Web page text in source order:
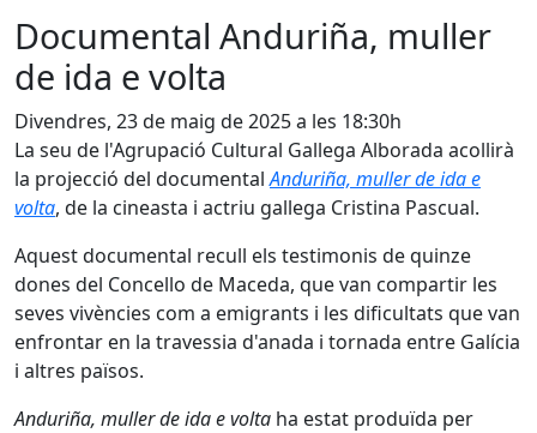
Documental Anduriña, muller
de ida e volta
Divendres, 23 de maig de 2025 a les 18:30h
La seu de l'Agrupació Cultural Gallega Alborada acollirà
la projecció del documentalAnduriña, muller de ida e
volta, de la cineasta i actriu gallega Cristina Pascual.
Aquest documental recull els testimonis de quinze
dones del Concello de Maceda, que van compartir les
seves vivències com a emigrants i les dificultats que van
enfrontar en la travessia d'anada i tornada entre Galícia
i altres països.
Anduriña, muller de ida e volta ha estat produïda per